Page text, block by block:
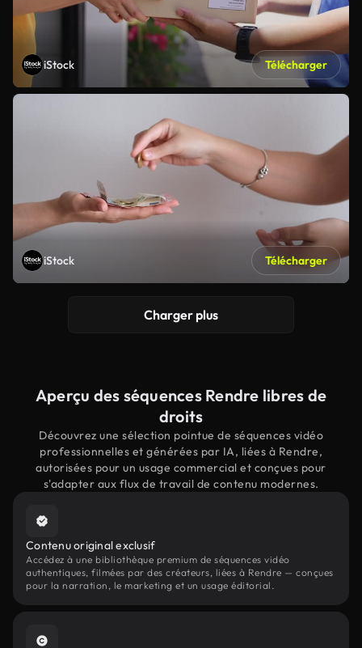
iStock Télécharger
iStock Télécharger
Charger plus
Aperçu des séquences Rendre libres de
droits
Découvrez une sélection pointue de séquences vidéo
professionnelles et générées par IA, liées à Rendre,
autorisées pour un usage commercial et conçues pour
s'adapter aux flux de travail de contenu modernes.
Contenu original exclusif
Accédez à une bibliothèque premium de séquences vidéo
authentiques, filmées par des créateurs, liées à Rendre — conçues
pour la narration, le marketing et un usage éditorial.